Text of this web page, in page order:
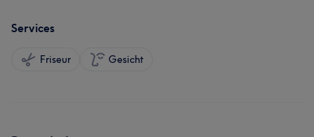
Services
Friseur Gesicht